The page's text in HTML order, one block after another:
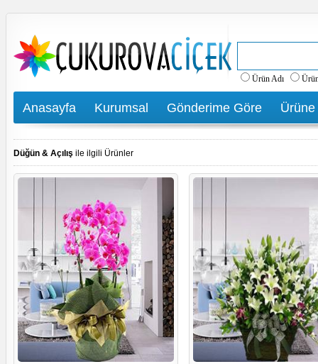
Ürün Adı
Anasayfa Kurumsal Gönderime Göre
Düğün & Açılış ile ilgili Ürünler